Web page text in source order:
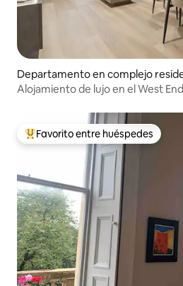
Departamento en complejo
sgow
Alojamiento de lujo en el West
Favorito entre los huéspedes
Favorito entre huéspedes